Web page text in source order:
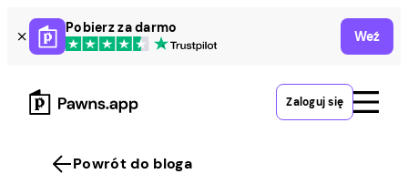
Skip
to
content
Pobierz za darmo
Weź
Zaloguj się
Powrót do bloga